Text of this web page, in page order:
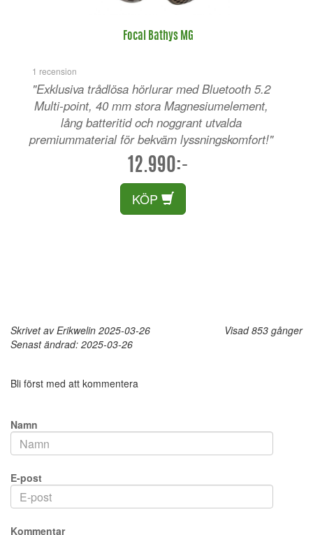
Focal Bathys MG
1 recension
"Exklusiva trådlösa hörlurar med Bluetooth 5.2
Multi-point, 40 mm stora Magnesiumelement,
lång batteritid och noggrant utvalda
premiummaterial för bekväm lyssningskomfort!"
12.990:-
KÖP
Skrivet av Erikwelin 2025-03-26
Senast ändrad: 2025-03-26
Visad 853 gånger
Bli först med att kommentera
Namn
E-post
Kommentar